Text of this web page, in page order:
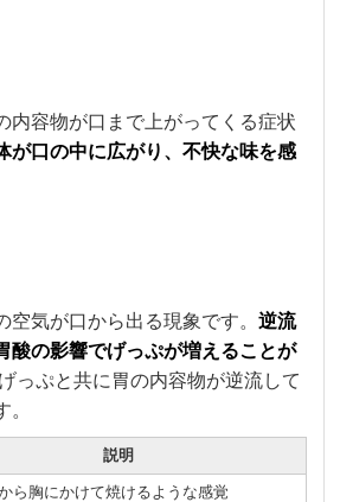
内容物が口まで上がってくる症状
が口の中に広がり、不快な味を感
空気が口から出る現象です。逆流
酸の影響でげっぷが増えることが
っぷと共に胃の内容物が逆流して
。
説明
ら胸にかけて焼けるような感覚